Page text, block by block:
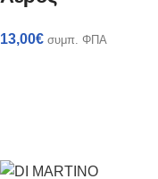
13,00€ συμπ. ΦΠΑ